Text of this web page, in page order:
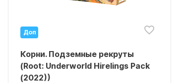
Доп
Корни. Подземные рекруты
(Root: Underworld Hirelings Pack
(2022))